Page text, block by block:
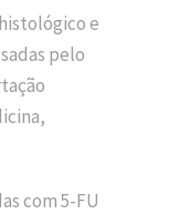
e
pelo
com 5-FU